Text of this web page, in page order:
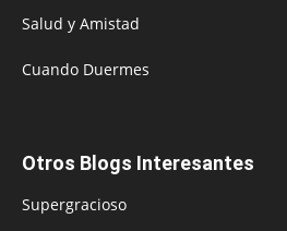
Salud y Amistad
Cuando Duermes
Otros Blogs Interesantes
Supergracioso